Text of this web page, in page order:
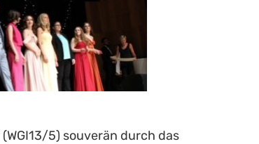
5) souverän durch das